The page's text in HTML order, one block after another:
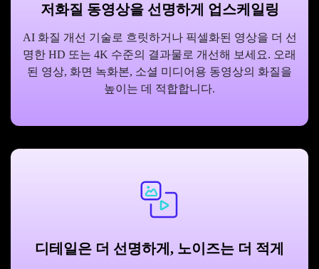
저화질 동영상을 선명하게 업스케일링
AI 화질 개선 기술로 흐릿하거나 픽셀화된 영상을 더 선
명한 HD 또는 4K 수준의 결과물로 개선해 보세요. 오래
된 영상, 화면 녹화본, 소셜 미디어용 동영상의 화질을
높이는 데 적합합니다.
디테일은 더 선명하게, 노이즈는 더 적게